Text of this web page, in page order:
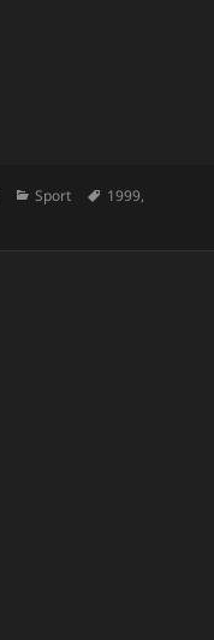
Catégories
Sport
Mots-
1999,